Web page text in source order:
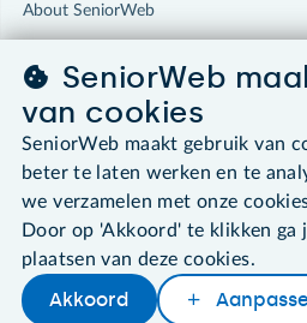
About SeniorWeb
SeniorWeb
van cookies
SeniorWeb maakt gebruik van
beter te laten werken en te
we verzamelen met onze
Door op 'Akkoord' te klikken ga
plaatsen van deze cookies.
Akkoord